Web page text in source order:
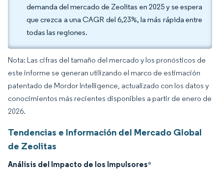
demanda del mercado de Zeolitas en 2025 y se espera
que crezca a una CAGR del 6,23%, la más rápida entre
todas las regiones.
Nota: Las cifras del tamaño del mercado y los pronósticos de
este informe se generan utilizando el marco de estimación
patentado de Mordor Intelligence, actualizado con los datos y
conocimientos más recientes disponibles a partir de enero de
2026.
Tendencias e Información del Mercado Global
de Zeolitas
Análisis del Impacto de los Impulsores*